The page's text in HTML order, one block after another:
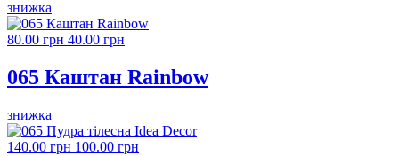
знижка
80.00 грн 40.00 грн
065 Каштан Rainbow
знижка
140.00 грн 100.00 грн